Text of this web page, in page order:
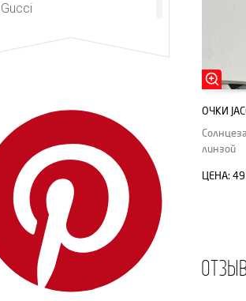
Gucci
Louis Vuitton
Marc Jacobs
Max Mara
MIU MIU
PRADA
Super Sung
Thenri
Tom Ford
ОЧКИ
линзой
ЦЕНА: